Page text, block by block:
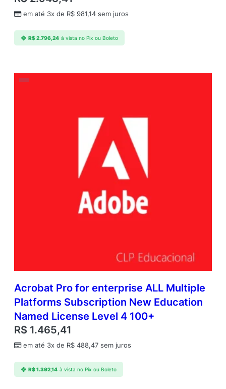
em até 3x de R$ 981,14 sem juros
R$2.796,24 à vista no Pix ou Boleto
Acrobat Pro for enterprise ALL Multiple
Platforms Subscription New Education
Named License Level 4 100+
R$ 1.465,41
em até 3x de R$ 488,47 sem juros
R$1.392,14 à vista no Pix ou Boleto